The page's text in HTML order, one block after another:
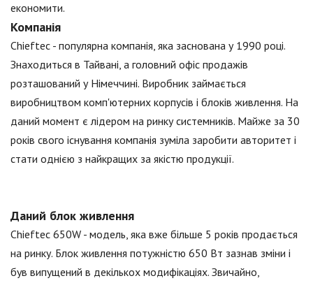
економити.
Компанія
Chieftec - популярна компанія, яка заснована у 1990 році.
Знаходиться в Тайвані, а головний офіс продажів
розташований у Німеччині. Виробник займається
виробництвом комп'ютерних корпусів і блоків живлення. На
даний момент є лідером на ринку системників. Майже за 30
років свого існування компанія зуміла заробити авторитет і
стати однією з найкращих за якістю продукції.
Даний блок живлення
Chieftec 650W - модель, яка вже більше 5 років продається
на ринку. Блок живлення потужністю 650 Вт зазнав зміни і
був випущений в декількох модифікаціях. Звичайно,